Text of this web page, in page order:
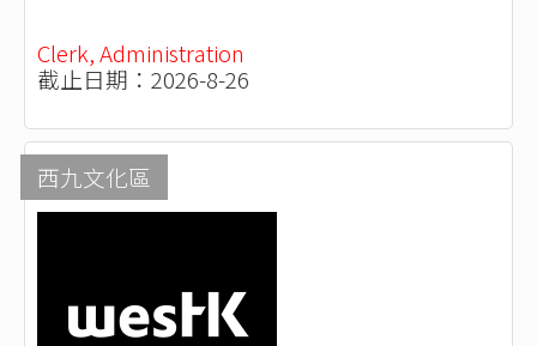
Clerk, Administration
截止日期：2026-8-26
西九文化區